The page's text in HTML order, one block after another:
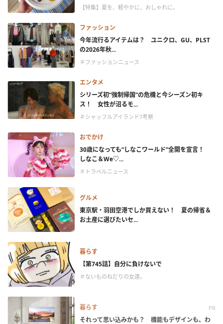
【特集】夏を、軽やかに、おしゃれに。
ファッション
今年流行るアイテムは？ ユニクロ、GU、PLST
の2026年秋...
＃ファッションニュース
エンタメ
シリーズ初“強制帰国”の危機と今シーズン初キ
ス！ 女性が沼るモ...
＃シャッフルアイランド7考察
おでかけ
30歳になっても“しなこワールド”全開を宣言！
しなこ＆We♡...
＃トラベルニュース
グルメ
東京駅・羽田空港でしか買えない！ 夏の帰省＆
お土産に選びたいセ...
暮らす
【第745話】自分に負けないで
＃ないものねだりの女達。
暮らす PR
それって思い込みかも？ 機能もデザインも、わ